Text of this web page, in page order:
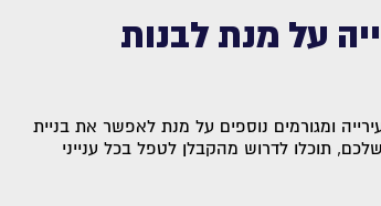
על מנת לבנות
ומגורמים נוספים על מנת לאפשר את בניית
תוכלו לדרוש מהקבלן לטפל בכל ענייני